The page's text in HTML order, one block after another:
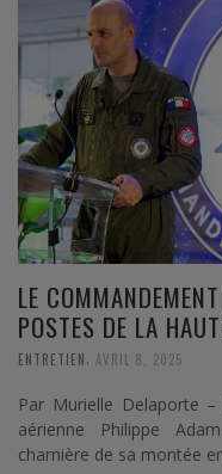
LE
POSTES DE LA
ENTRETIEN AVRIL 8, 2025
Par Murielle Delaporte
aérienne Philippe
charnière de sa montée